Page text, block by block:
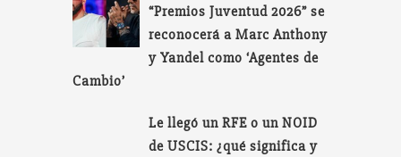
“Premios Juventud 2026” se
reconocerá a Marc Anthony
y Yandel como ‘Agentes de
Cambio’
Le llegó un RFE o un NOID
de USCIS: ¿qué significa y